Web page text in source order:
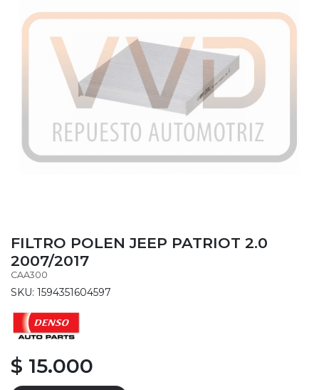
FILTRO POLEN JEEP PATRIOT 2.0
2007/2017
CAA300
SKU: 1594351604597
$ 15.000